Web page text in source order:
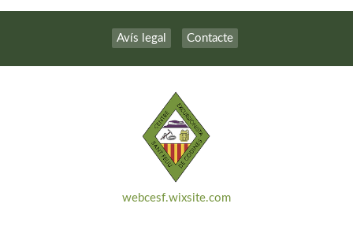
Avís legal Contacte
webcesf.wixsite.com